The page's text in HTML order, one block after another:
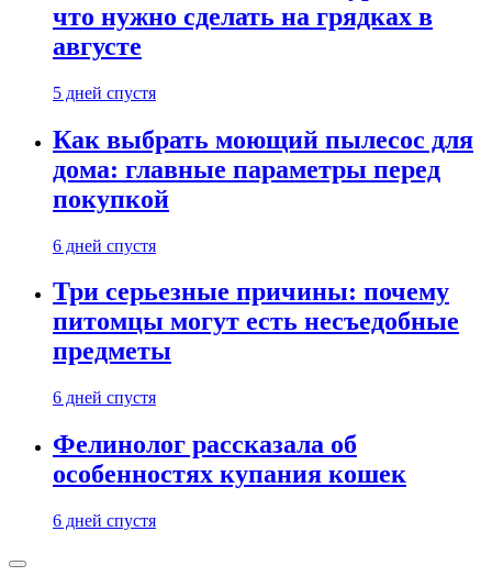
что нужно сделать на грядках в
августе
5 дней спустя
Как выбрать моющий пылесос для
дома: главные параметры перед
покупкой
6 дней спустя
Три серьезные причины: почему
питомцы могут есть несъедобные
предметы
6 дней спустя
Фелинолог рассказала об
особенностях купания кошек
6 дней спустя